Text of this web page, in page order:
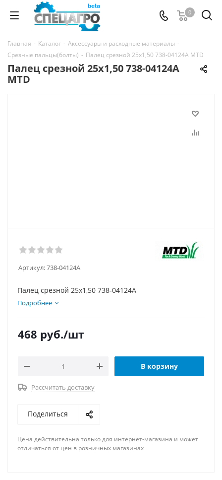
0
Главная - Каталог - Аксессуары и расходные материалы -
Срезные пальцы(болты) - Палец срезной 25х1,50 738-04124A MTD
Палец срезной 25х1,50 738-04124A
MTD
Артикул:738-04124A
Палец срезной 25х1,50 738-04124A
Подробнее
468 руб./шт
В корзину
Рассчитать доставку
Поделиться
Цена действительна только для интернет-магазина и может
отличаться от цен в розничных магазинах